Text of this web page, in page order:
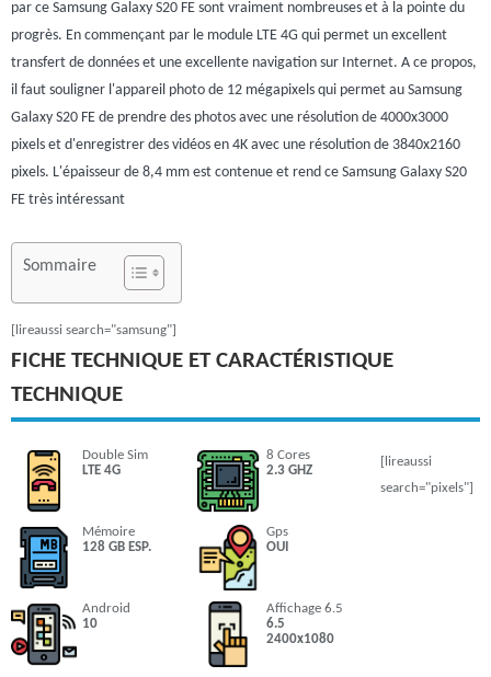
par ce Samsung Galaxy S20 FE sont vraiment nombreuses et à la pointe du
progrès. En commençant par le module LTE 4G qui permet un excellent
transfert de données et une excellente navigation sur Internet. A ce propos,
il faut souligner l'appareil photo de 12 mégapixels qui permet au Samsung
Galaxy S20 FE de prendre des photos avec une résolution de 4000x3000
pixels et d'enregistrer des vidéos en 4K avec une résolution de 3840x2160
pixels. L'épaisseur de 8,4 mm est contenue et rend ce Samsung Galaxy S20
FE très intéressant
Sommaire
[lireaussi search="samsung"]
FICHE TECHNIQUE ET CARACTÉRISTIQUE
TECHNIQUE
Double Sim
LTE 4G
8 Cores
2.3 GHZ
Mémoire
128 GB ESP.
Gps
OUI
Android
10
Affichage 6.5
6.5
2400x1080
[lireaussi
search="pixels"]